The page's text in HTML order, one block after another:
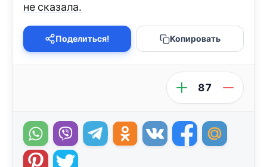
не сказала.
Поделиться! Копировать
87